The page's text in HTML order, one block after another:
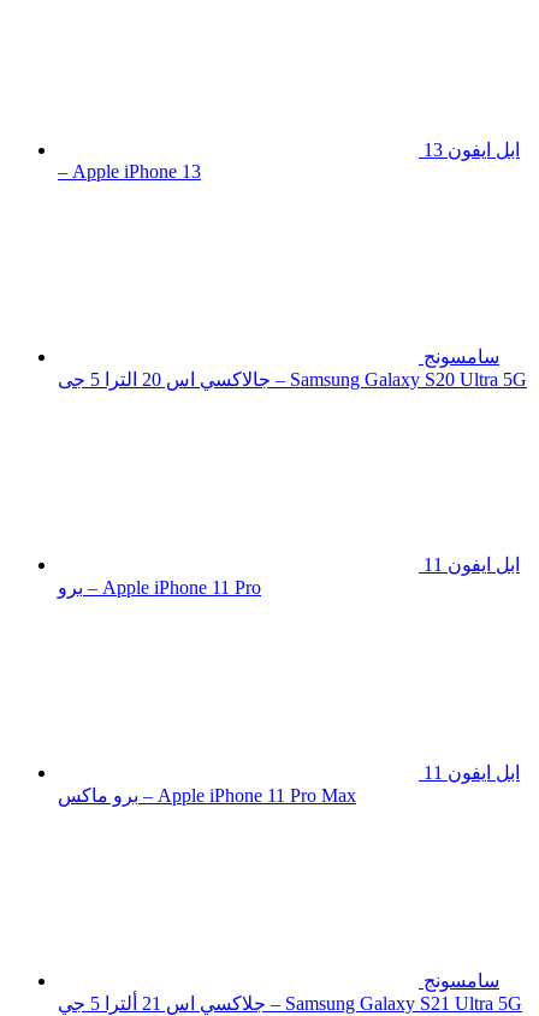
ابل ايفون 13
– Apple iPhone 13
سامسونج
جالاكسي اس 20 الترا 5 جى – Samsung Galaxy S20 Ultra 5G
ابل ايفون 11
برو – Apple iPhone 11 Pro
ابل ايفون 11
برو ماكس – Apple iPhone 11 Pro Max
سامسونج
جلاكسي اس 21 ألترا 5 جي – Samsung Galaxy S21 Ultra 5G